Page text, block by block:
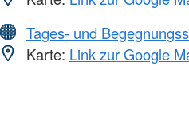
Tages- und
Karte: Link zur Google